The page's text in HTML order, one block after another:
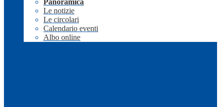
Panoramica
Le notizie
Le circolari
Calendario eventi
Albo online